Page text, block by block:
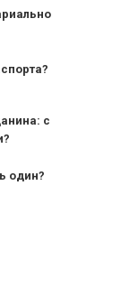
с
один?
10 лет и